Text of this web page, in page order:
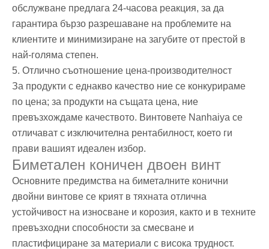
обслужване предлага 24-часова реакция, за да
гарантира бързо разрешаване на проблемите на
клиентите и минимизиране на загубите от престой в
най-голяма степен.
5. Отлично съотношение цена-производителност
За продукти с еднакво качество ние се конкурираме
по цена; за продукти на същата цена, ние
превъзхождаме качеството. Винтовете Nanhaiya се
отличават с изключителна рентабилност, което ги
прави вашият идеален избор.
Биметален коничен двоен винт
Основните предимства на биметалните конични
двойни винтове се крият в тяхната отлична
устойчивост на износване и корозия, както и в техните
превъзходни способности за смесване и
пластифициране за материали с висока трудност.